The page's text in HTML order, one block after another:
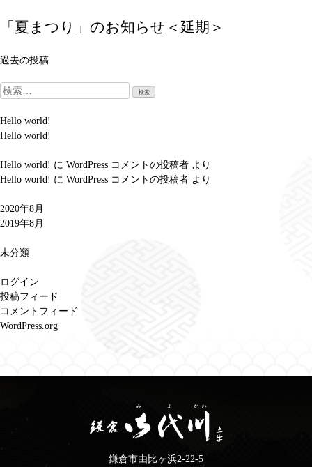
「夏まつり」のお知らせ＜延期＞
投
稿
ビ
ー
ョ
過去の投稿
検
Hello world!
Hello world!
Hello world! に WordPress コメントの投稿者 より
Hello world! に WordPress コメントの投稿者 より
2020年8月
2019年8月
未分類
ログイン
投稿フィード
コメントフィード
WordPress.org
鎌倉市由比ヶ浜2-22-5